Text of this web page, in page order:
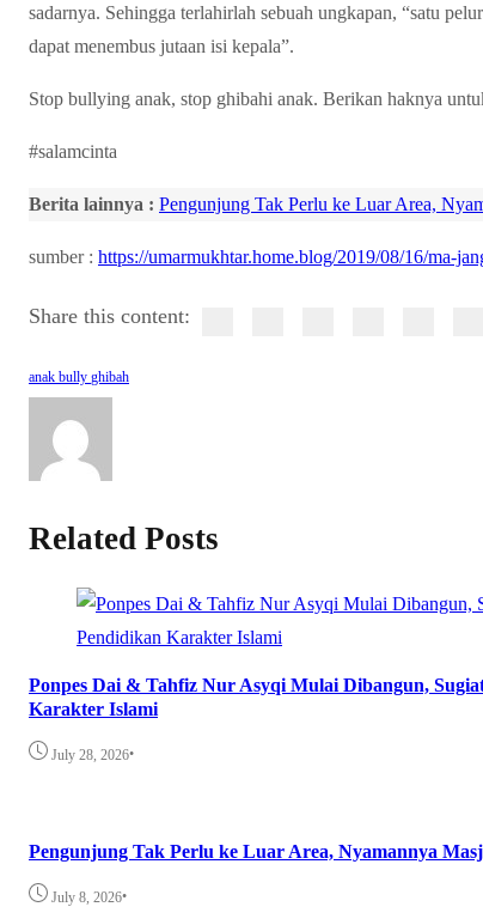
sadarnya. Sehingga terlahirlah sebuah ungkapan, “satu
dapat menembus jutaan isi kepala”.
Stop bullying anak, stop ghibahi anak. Berikan haknya
#salamcinta
Berita lainnya : Pengunjung Tak Perlu ke Luar Area,
sumber : https://umarmukhtar.home.blog/2019/08/16/ma-
Share this content:
anak bully ghibah
Related Posts
Ponpes Dai & Tahfiz Nur Asyqi Mulai Dibangun,
Karakter Islami
July 28, 2026•
Pengunjung Tak Perlu ke Luar Area, Nyamannya
July 8, 2026•